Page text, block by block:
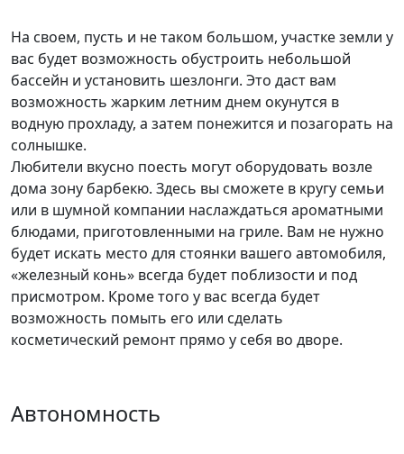
На своем, пусть и не таком большом, участке земли у
вас будет возможность обустроить небольшой
бассейн и установить шезлонги. Это даст вам
возможность жарким летним днем окунутся в
водную прохладу, а затем понежится и позагорать на
солнышке.
Любители вкусно поесть могут оборудовать возле
дома зону барбекю. Здесь вы сможете в кругу семьи
или в шумной компании наслаждаться ароматными
блюдами, приготовленными на гриле. Вам не нужно
будет искать место для стоянки вашего автомобиля,
«железный конь» всегда будет поблизости и под
присмотром. Кроме того у вас всегда будет
возможность помыть его или сделать
косметический ремонт прямо у себя во дворе.
Автономность